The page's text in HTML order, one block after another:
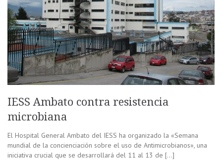
IESS Ambato contra resistencia
microbiana
El Hospital General Ambato del IESS ha organizado la «Semana
mundial de la concienciación sobre el uso de Antimicrobianos», una
iniciativa crucial que se desarrollará del 11 al 13 de […]